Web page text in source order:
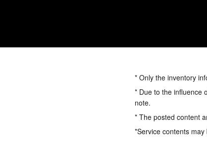
* Only the inventory
* Due to the influence
note.
* The posted content
*Service contents